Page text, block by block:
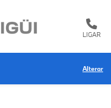
LIGAR
Alterar